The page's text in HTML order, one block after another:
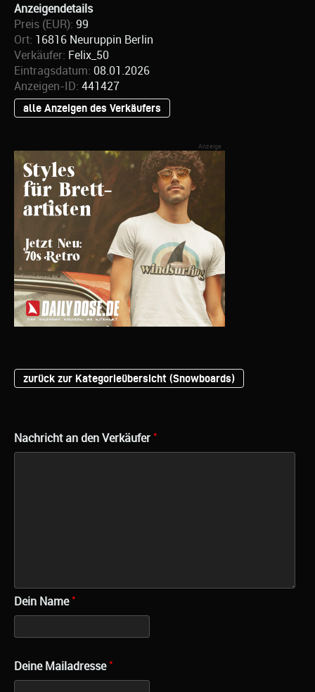
Anzeigendetails
Preis (EUR): 99
Ort: 16816 Neuruppin Berlin
Verkäufer: Felix_50
Eintragsdatum: 08.01.2026
Anzeigen-ID: 441427
alle Anzeigen des Verkäufers
zurück zur Kategorieübersicht (Snowboards)
Nachricht an den Verkäufer *
Dein Name *
Deine Mailadresse *